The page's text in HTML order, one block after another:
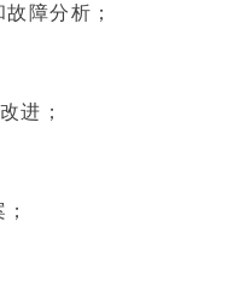
障分析；
进；